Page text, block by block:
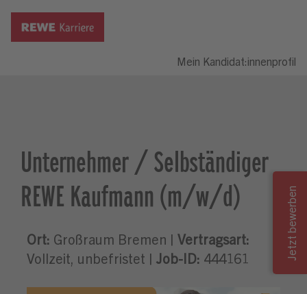
Mein Kandidat:innenprofil
Unternehmer / Selbständiger
REWE Kaufmann (m/w/d)
Ort: Großraum Bremen | Vertragsart:
Vollzeit, unbefristet | Job-ID: 444161